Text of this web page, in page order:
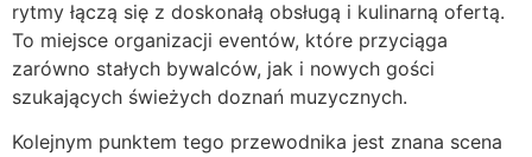
rytmy łączą się z doskonałą obsługą i kulinarną ofertą.
To miejsce organizacji eventów, które przyciąga
zarówno stałych bywalców, jak i nowych gości
szukających świeżych doznań muzycznych.
Kolejnym punktem tego przewodnika jest znana scena